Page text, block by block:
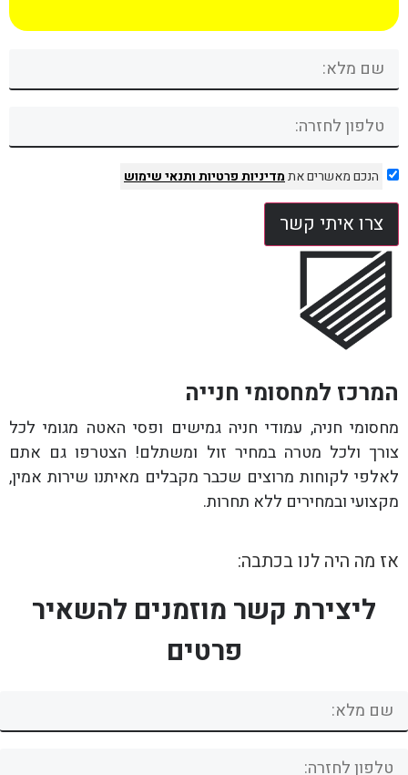
הנכם מאשרים אתמדיניות פרטיותותנאי שימוש
צרו איתי קשר
המרכז למחסומי חנייה
מחסומי חניה, עמודי חניה גמישים ופסי האטה מגומי לכל
צורך ולכל מטרה במחיר זול ומשתלם! הצטרפו גם אתם
לאלפי לקוחות מרוצים שכבר מקבלים מאיתנו שירות אמין,
מקצועי ובמחירים ללא תחרות.
אז מה היה לנו בכתבה:
ליצירת קשר מוזמנים להשאיר
פרטים